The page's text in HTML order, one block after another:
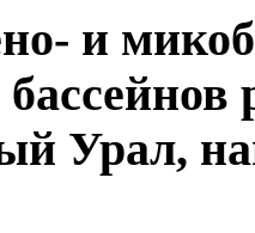
и
Урал,